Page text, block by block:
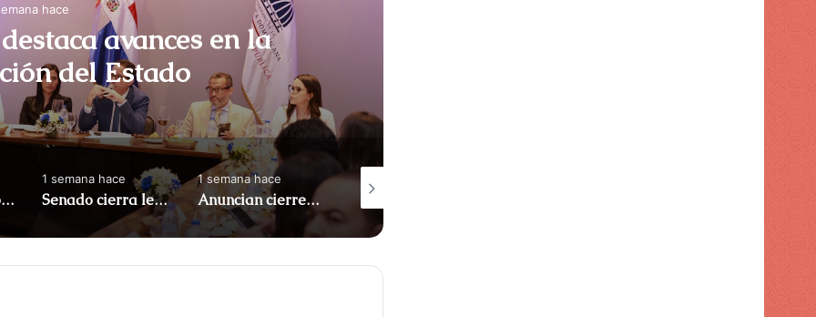
hace
avances en la
del Estado
1 semana hace
Apresan a tres por
Apresan a tres por maniobras temerarias en motocicletas
1 semana hace
Senado cierra legislatura con 122 leyes aprobadas
1 semana hace
Anuncian cierres en el Malecón por Juegos Centroamericanos
1 semana hace
Ayuntamiento de SDE aumenta tarifas para publicidad exterior